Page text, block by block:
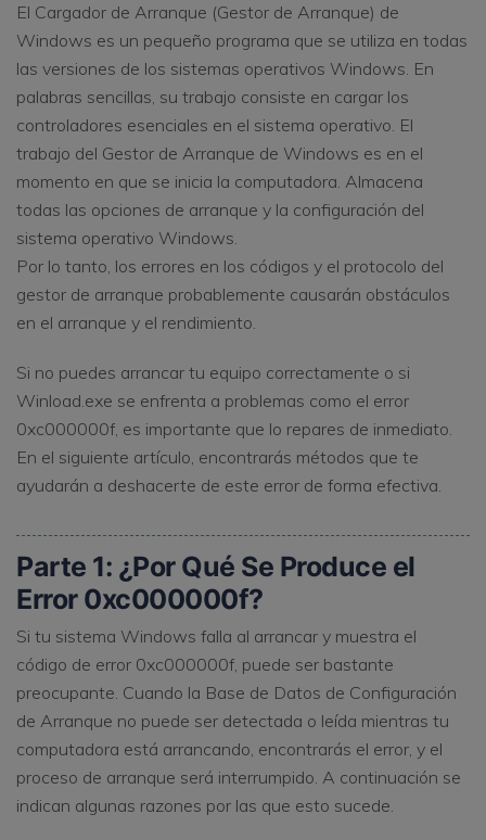
Otros Productos
Repairit - Reparar Datos
UBackit - Respaldar Datos
El Cargador de Arranque (Gestor de Arranque) de
Windows es un pequeño programa que se utiliza en todas
las versiones de los sistemas operativos Windows. En
palabras sencillas, su trabajo consiste en cargar los
controladores esenciales en el sistema operativo. El
trabajo del Gestor de Arranque de Windows es en el
momento en que se inicia la computadora. Almacena
todas las opciones de arranque y la configuración del
sistema operativo Windows.
Por lo tanto, los errores en los códigos y el protocolo del
gestor de arranque probablemente causarán obstáculos
en el arranque y el rendimiento.
Si no puedes arrancar tu equipo correctamente o si
Winload.exe se enfrenta a problemas como el error
0xc000000f, es importante que lo repares de inmediato.
En el siguiente artículo, encontrarás métodos que te
ayudarán a deshacerte de este error de forma efectiva.
Parte 1: ¿Por Qué Se Produce el
Error 0xc000000f?
Si tu sistema Windows falla al arrancar y muestra el
código de error 0xc000000f, puede ser bastante
preocupante. Cuando la Base de Datos de Configuración
de Arranque no puede ser detectada o leída mientras tu
computadora está arrancando, encontrarás el error, y el
proceso de arranque será interrumpido. A continuación se
indican algunas razones por las que esto sucede.